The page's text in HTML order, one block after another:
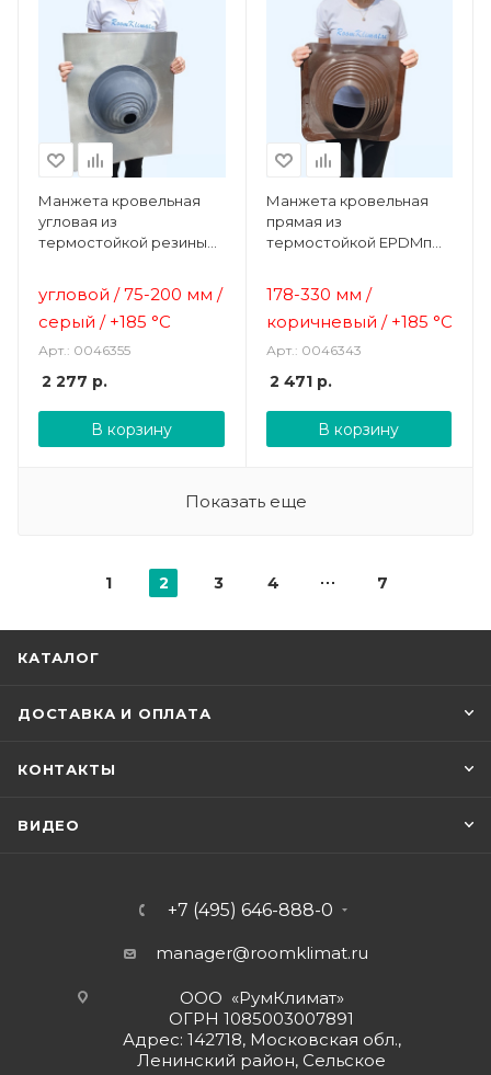
Манжета кровельная
угловая из
термостойкой резины
угловой / 75-200 мм /
серый / +185 °C
Арт.: 0046355
2 277 р.
В корзину
Манжета кровельная
прямая из
термостойкой EPDMп
178-330 мм /
коричневый / +185 °C
Арт.: 0046343
2 471р.
В корзину
Показать еще
1 2 3 4 7
КАТАЛОГ
ДОСТАВКА И ОПЛАТА
КОНТАКТЫ
ВИДЕО
+7 (495) 646-888-0
manager@roomklimat.ru
ООО «РумКлимат»
ОГРН 1085003007891
Адрес: 142718, Московская обл.,
Ленинский район, Сельское